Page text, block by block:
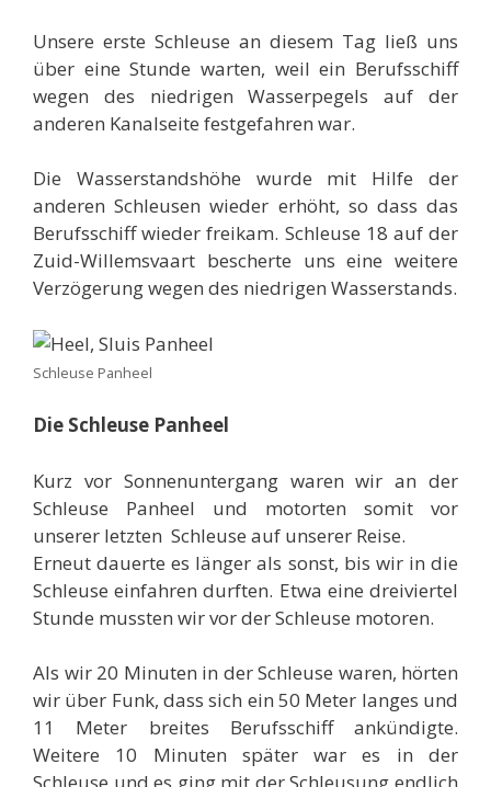
Unsere erste Schleuse an diesem Tag ließ uns
über eine Stunde warten, weil ein Berufsschiff
wegen des niedrigen Wasserpegels auf der
anderen Kanalseite festgefahren war.
Die Wasserstandshöhe wurde mit Hilfe der
anderen Schleusen wieder erhöht, so dass das
Berufsschiff wieder freikam. Schleuse 18 auf der
Zuid-Willemsvaart bescherte uns eine weitere
Verzögerung wegen des niedrigen Wasserstands.
Schleuse Panheel
Die Schleuse Panheel
Kurz vor Sonnenuntergang waren wir an der
Schleuse Panheel und motorten somit vor
unserer letzten Schleuse auf unserer Reise.
Erneut dauerte es länger als sonst, bis wir in die
Schleuse einfahren durften. Etwa eine dreiviertel
Stunde mussten wir vor der Schleuse motoren.
Als wir 20 Minuten in der Schleuse waren, hörten
wir über Funk, dass sich ein 50 Meter langes und
11 Meter breites Berufsschiff ankündigte.
Weitere 10 Minuten später war es in der